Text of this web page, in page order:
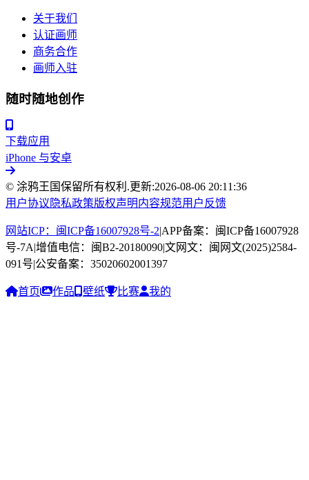
关于我们
认证画师
商务合作
画师入驻
随时随地创作
下载应用
iPhone 与安卓
© 涂鸦王国保留所有权利.更新:2026-08-06 20:11:36
用户协议 隐私政策版权声明内容规范用户反馈
网站ICP：闽ICP备16007928号-2|APP备案：闽ICP备16007928
号-7A|增值电信：闽B2-20180090|文网文：闽网文(2025)2584-
091号|公安备案：35020602001397
首页 作品 壁纸 比赛 我的